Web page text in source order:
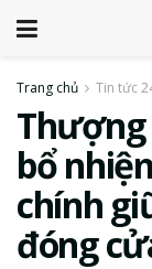
Trang chủ Tin tức
bổ
chính
đóng